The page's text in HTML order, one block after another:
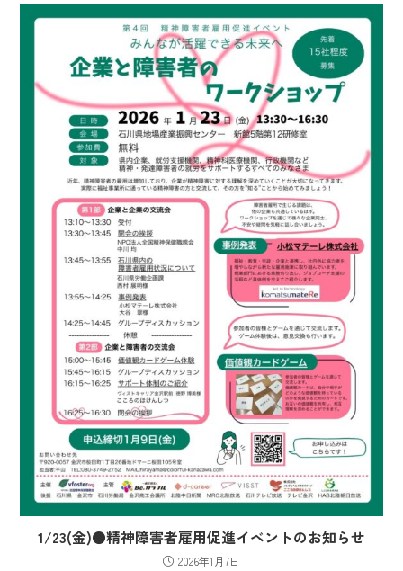
1/23(金)●精神障害者雇用促進イベントのお知らせ
2026年1月7日